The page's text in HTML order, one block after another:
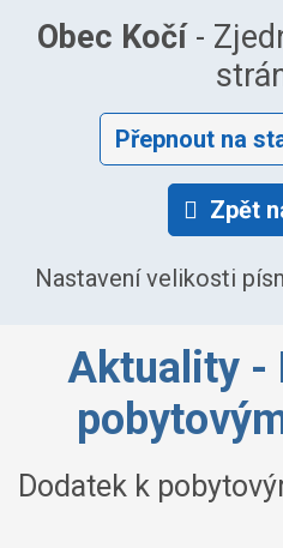
Obec Kočí-
Přepnout na
Zpět
Nastavení velikosti
Aktuality -
Dodatek k